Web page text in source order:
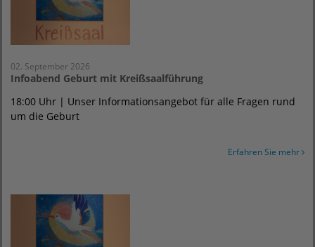
zu viel/zu wenig Milch
Gedeihstörungen
des Krankenhauses statt.
Der Raum (Geburtsvorbereitungsraum) ist mit
erreichbar und befindet sich in der 2. Etage,
Wir bitten um vorherige telefonische Anmeldung
unter: (0551) 494-855.
02. September 2026
Infoabend Geburt mit Kreißsaalführung
18:00 Uhr | Unser Informationsangebot für alle Fragen rund
um die Geburt
Erfahren Sie mehr